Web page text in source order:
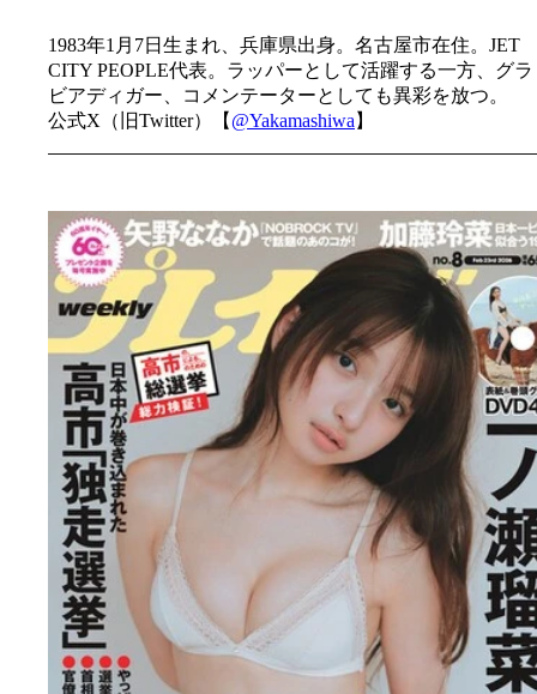
1983年1月7日生まれ、兵庫県出身。名古屋市在住。JET
CITY PEOPLE代表。ラッパーとして活躍する一方、グラ
ビアディガー、コメンテーターとしても異彩を放つ。
公式X（旧Twitter）【 @Yakamashiwa 】